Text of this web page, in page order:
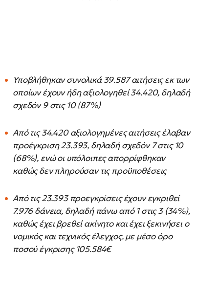
Υποβλήθηκαν συνολικά 39.587 αιτήσεις εκ των
οποίων έχουν ήδη αξιολογηθεί 34.420, δηλαδή
σχεδόν 9 στις 10 (87%)
Από τις 34.420 αξιολογημένες αιτήσεις έλαβαν
προέγκριση 23.393, δηλαδή σχεδόν 7 στις 10
(68%), ενώ οι υπόλοιπες απορρίφθηκαν
καθώς δεν πληρούσαν τις προϋποθέσεις
Από τις 23.393 προεγκρίσεις έχουν εγκριθεί
7.976 δάνεια, δηλαδή πάνω από 1 στις 3 (34%),
καθώς έχει βρεθεί ακίνητο και έχει ξεκινήσει ο
νομικός και τεχνικός έλεγχος, με μέσο όρο
ποσού έγκρισης 105.584€